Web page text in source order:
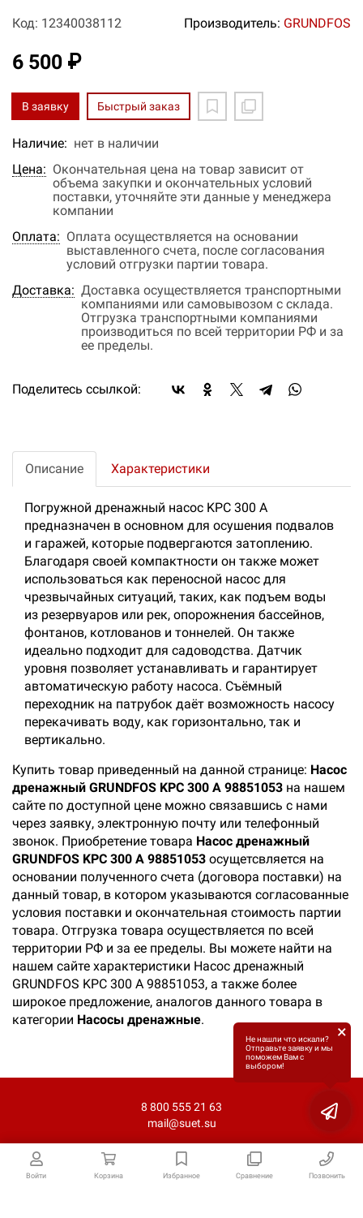
Войти Корзина Избранное Сравнение Позвонить
Код: 12340038112 Производитель: GRUNDFOS
6 500 ₽
В заявку Быстрый заказ
Наличие: нет в наличии
Цена: Окончательная цена на товар зависит от
объема закупки и окончательных условий
поставки, уточняйте эти данные у менеджера
компании
Оплата: Оплата осуществляется на основании
выставленного счета, после согласования
условий отгрузки партии товара.
Доставка: Доставка осуществляется транспортными
компаниями или самовывозом с склада.
Отгрузка транспортными компаниями
производиться по всей территории РФ и за
ее пределы.
Поделитесь ссылкой:
Описание Характеристики
Погружной дренажный насос KPC 300 A
предназначен в основном для осушения подвалов
и гаражей, которые подвергаются затоплению.
Благодаря своей компактности он также может
использоваться как переносной насос для
чрезвычайных ситуаций, таких, как подъем воды
из резервуаров или рек, опорожнения бассейнов,
фонтанов, котлованов и тоннелей. Он также
идеально подходит для садоводства. Датчик
уровня позволяет устанавливать и гарантирует
автоматическую работу насоса. Съёмный
переходник на патрубок даёт возможность насосу
перекачивать воду, как горизонтально, так и
вертикально.
Купить товар приведенный на данной странице: Насос
дренажный GRUNDFOS KPC 300 A 98851053 на нашем
сайте по доступной цене можно связавшись с нами
через заявку, электронную почту или телефонный
звонок. Приобретение товара Насос дренажный
GRUNDFOS KPC 300 A 98851053 осущетсвляется на
основании полученного счета (договора поставки) на
данный товар, в котором указываются согласованные
условия поставки и окончательная стоимость партии
товара. Отгрузка товара осуществляется по всей
территории РФ и за ее пределы. Вы можете найти на
нашем сайте характеристики Насос дренажный
GRUNDFOS KPC 300 A 98851053, а также более
широкое предложение, аналогов данного товара в
категории Насосы дренажные.
8 800 555 21 63
mail@suet.su
Не нашли что искали?
Отправьте заявку и мы
поможем Вам с
выбором!
×